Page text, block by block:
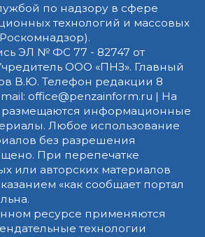
по надзору в сфере
технологий и массовых
ЭЛ № ФС 77 - 82747 от
ООО «ПНЗ». Главный
В.Ю. Телефон редакции 8
mail: office@penzainform.ru | На
размещаются информационные
Любое использование
без разрешения
При перепечатке
или авторских материалов
«как сообщает портал
ресурсе применяются
технологии